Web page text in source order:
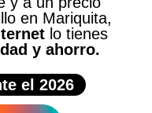
en Mariquita,
lo tienes
y ahorro.
el 2026